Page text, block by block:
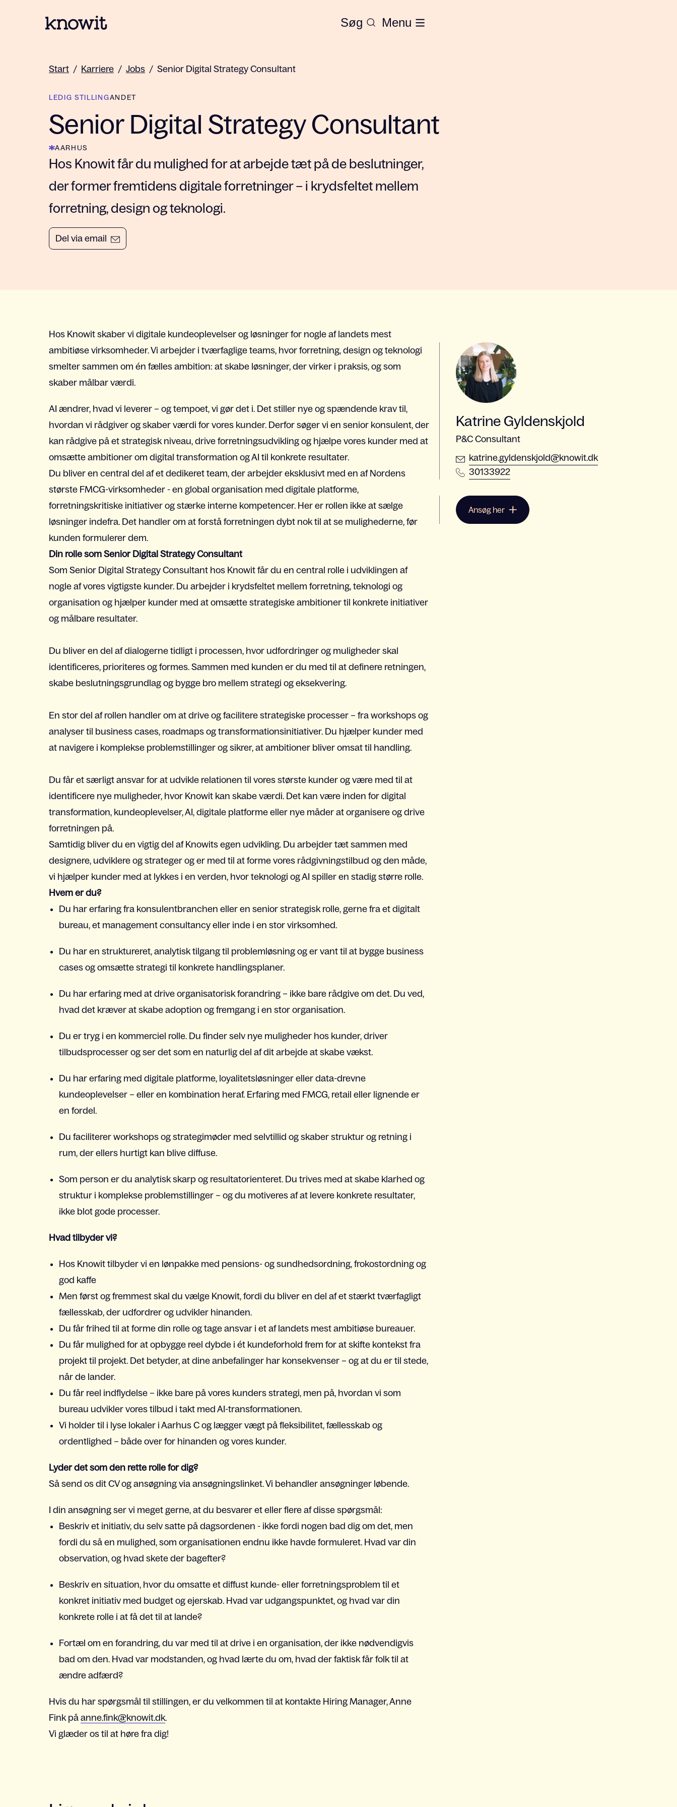
Til Knowits hjemmeside Søg Menu
Start / Karriere / Jobs / Senior Digital Strategy Consultant
LEDIG STILLINGANDET
Senior Digital Strategy Consultant
AARHUS
Hos Knowit får du mulighed for at arbejde tæt på de beslutninger,
der former fremtidens digitale forretninger – i krydsfeltet mellem
forretning, design og teknologi.
Del via email
Hos Knowit skaber vi digitale kundeoplevelser og løsninger for nogle af landets mest
ambitiøse virksomheder. Vi arbejder i tværfaglige teams, hvor forretning, design og teknologi
smelter sammen om én fælles ambition: at skabe løsninger, der virker i praksis, og som
skaber målbar værdi.
AI ændrer, hvad vi leverer – og tempoet, vi gør det i. Det stiller nye og spændende krav til,
hvordan vi rådgiver og skaber værdi for vores kunder. Derfor søger vi en senior konsulent, der
kan rådgive på et strategisk niveau, drive forretningsudvikling og hjælpe vores kunder med at
omsætte ambitioner om digital transformation og AI til konkrete resultater.
Du bliver en central del af et dedikeret team, der arbejder eksklusivt med en af Nordens
største FMCG-virksomheder - en global organisation med digitale platforme,
forretningskritiske initiativer og stærke interne kompetencer. Her er rollen ikke at sælge
løsninger indefra. Det handler om at forstå forretningen dybt nok til at se mulighederne, før
kunden formulerer dem.
Din rolle som Senior Digital Strategy Consultant
Som Senior Digital Strategy Consultant hos Knowit får du en central rolle i udviklingen af
nogle af vores vigtigste kunder. Du arbejder i krydsfeltet mellem forretning, teknologi og
organisation og hjælper kunder med at omsætte strategiske ambitioner til konkrete initiativer
og målbare resultater.
Du bliver en del af dialogerne tidligt i processen, hvor udfordringer og muligheder skal
identificeres, prioriteres og formes. Sammen med kunden er du med til at definere retningen,
skabe beslutningsgrundlag og bygge bro mellem strategi og eksekvering.
En stor del af rollen handler om at drive og facilitere strategiske processer – fra workshops og
analyser til business cases, roadmaps og transformationsinitiativer. Du hjælper kunder med
at navigere i komplekse problemstillinger og sikrer, at ambitioner bliver omsat til handling.
Du får et særligt ansvar for at udvikle relationen til vores største kunder og være med til at
identificere nye muligheder, hvor Knowit kan skabe værdi. Det kan være inden for digital
transformation, kundeoplevelser, AI, digitale platforme eller nye måder at organisere og drive
forretningen på.
Samtidig bliver du en vigtig del af Knowits egen udvikling. Du arbejder tæt sammen med
designere, udviklere og strateger og er med til at forme vores rådgivningstilbud og den måde,
vi hjælper kunder med at lykkes i en verden, hvor teknologi og AI spiller en stadig større rolle.
Hvem er du?
Du har erfaring fra konsulentbranchen eller en senior strategisk rolle, gerne fra et digitalt
bureau, et management consultancy eller inde i en stor virksomhed.
Du har en struktureret, analytisk tilgang til problemløsning og er vant til at bygge business
cases og omsætte strategi til konkrete handlingsplaner.
Du har erfaring med at drive organisatorisk forandring – ikke bare rådgive om det. Du ved,
hvad det kræver at skabe adoption og fremgang i en stor organisation.
Du er tryg i en kommerciel rolle. Du finder selv nye muligheder hos kunder, driver
tilbudsprocesser og ser det som en naturlig del af dit arbejde at skabe vækst.
Du har erfaring med digitale platforme, loyalitetsløsninger eller data-drevne
kundeoplevelser – eller en kombination heraf. Erfaring med FMCG, retail eller lignende er
en fordel.
Du faciliterer workshops og strategimøder med selvtillid og skaber struktur og retning i
rum, der ellers hurtigt kan blive diffuse.
Som person er du analytisk skarp og resultatorienteret. Du trives med at skabe klarhed og
struktur i komplekse problemstillinger – og du motiveres af at levere konkrete resultater,
ikke blot gode processer.
Hvad tilbyder vi?
Hos Knowit tilbyder vi en lønpakke med pensions- og sundhedsordning, frokostordning og
god kaffe
Men først og fremmest skal du vælge Knowit, fordi du bliver en del af et stærkt tværfagligt
fællesskab, der udfordrer og udvikler hinanden.
Du får frihed til at forme din rolle og tage ansvar i et af landets mest ambitiøse bureauer.
Du får mulighed for at opbygge reel dybde i ét kundeforhold frem for at skifte kontekst fra
projekt til projekt. Det betyder, at dine anbefalinger har konsekvenser – og at du er til stede,
når de lander.
Du får reel indflydelse – ikke bare på vores kunders strategi, men på, hvordan vi som
bureau udvikler vores tilbud i takt med AI-transformationen.
Vi holder til i lyse lokaler i Aarhus C og lægger vægt på fleksibilitet, fællesskab og
ordentlighed – både over for hinanden og vores kunder.
Lyder det som den rette rolle for dig?
Så send os dit CV og ansøgning via ansøgningslinket. Vi behandler ansøgninger løbende.
I din ansøgning ser vi meget gerne, at du besvarer et eller flere af disse spørgsmål:
Beskriv et initiativ, du selv satte på dagsordenen - ikke fordi nogen bad dig om det, men
fordi du så en mulighed, som organisationen endnu ikke havde formuleret. Hvad var din
observation, og hvad skete der bagefter?
Beskriv en situation, hvor du omsatte et diffust kunde- eller forretningsproblem til et
konkret initiativ med budget og ejerskab. Hvad var udgangspunktet, og hvad var din
konkrete rolle i at få det til at lande?
Fortæl om en forandring, du var med til at drive i en organisation, der ikke nødvendigvis
bad om den. Hvad var modstanden, og hvad lærte du om, hvad der faktisk får folk til at
ændre adfærd?
Hvis du har spørgsmål til stillingen, er du velkommen til at kontakte Hiring Manager, Anne
Fink på anne.fink@knowit.dk.
Vi glæder os til at høre fra dig!
Katrine Gyldenskjold
P&C Consultant
katrine.gyldenskjold@knowit.dk
30133922
Ansøg her